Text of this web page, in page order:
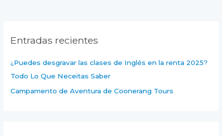
Entradas recientes
¿Puedes desgravar las clases de Inglés en la renta 2025?
Todo Lo Que Neceitas Saber
Campamento de Aventura de Coonerang Tours